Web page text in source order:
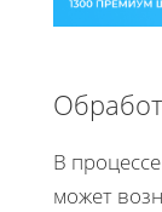
В
может